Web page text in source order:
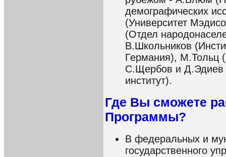
демографических
(Университет
(Отдел
В.Школьников
Германия), М.Тольц
С.Щербов и Д.Эдиев
институт).
Где Вы сможете
Программы?
В федеральных и
государственного